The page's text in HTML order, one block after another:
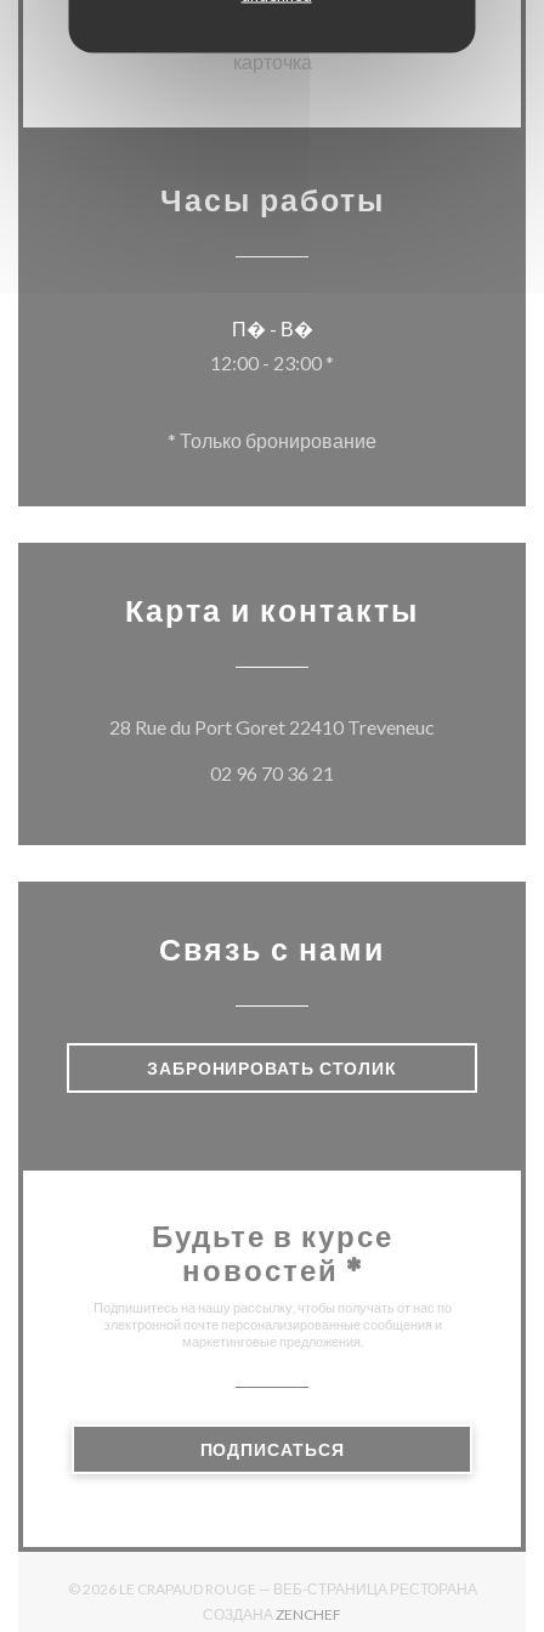
карточка
Часы работы
П� - В�
12:00 - 23:00 *
* Только бронирование
Карта и контакты
28 Rue du Port Goret 22410 Treveneuc
02 96 70 36 21
Связь с нами
ЗАБРОНИРОВАТЬ СТОЛИК
Будьте в курсе
новостей *
Подпишитесь на нашу рассылку, чтобы получать от нас по
электронной почте персонализированные сообщения и
маркетинговые предложения.
ПОДПИСАТЬСЯ
© 2026 LE CRAPAUD ROUGE — ВЕБ-СТРАНИЦА РЕСТОРАНА
СОЗДАНАZENCHEF